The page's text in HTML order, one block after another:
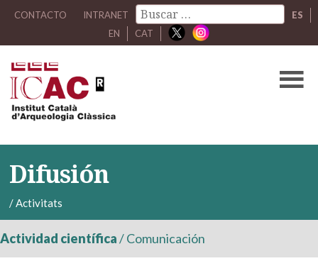
CONTACTO INTRANET
ES
EN
CAT
Difusión
/Activitats
Actividad científica/Comunicación